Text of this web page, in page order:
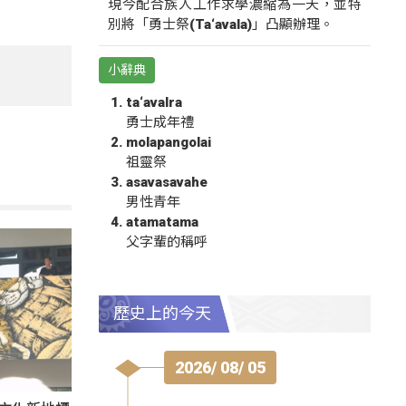
現今配合族人工作求學濃縮為一天，並特
別將「勇士祭(Ta‘avala)」凸顯辦理。
小辭典
ta‘avalra
勇士成年禮
molapangolai
祖靈祭
asavasavahe
男性青年
atamatama
父字輩的稱呼
歷史上的今天
2026/ 08/ 05